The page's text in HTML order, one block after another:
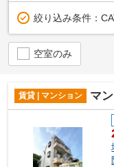
絞り込み条件：
空室のみ
賃貸 | マンション マ